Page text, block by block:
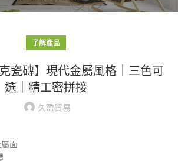
了解產品
克瓷磚】現代金屬風格｜三色可
選｜精工密拼接
久盈貿易
面